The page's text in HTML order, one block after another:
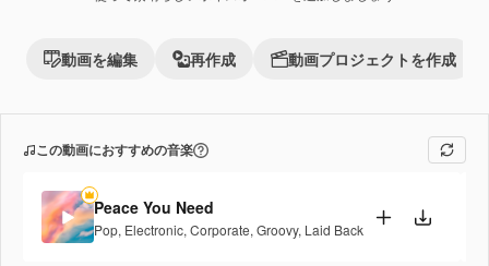
動画を編集 再作成 動画プロジェクトを作成
この動画におすすめの音楽
Peace You Need
Pop, Electronic, Corporate, Groovy, Laid Back